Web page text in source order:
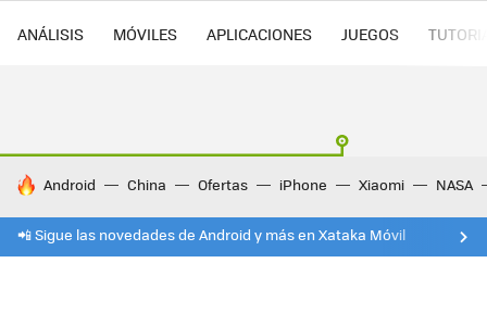
ANÁLISIS MÓVILES APLICACIONES JUEGOS
HOY SE HABLA DE
Android China Ofertas iPhone Xiaomi NASA
📲 Sigue las novedades de Android y más en Xataka Móvil